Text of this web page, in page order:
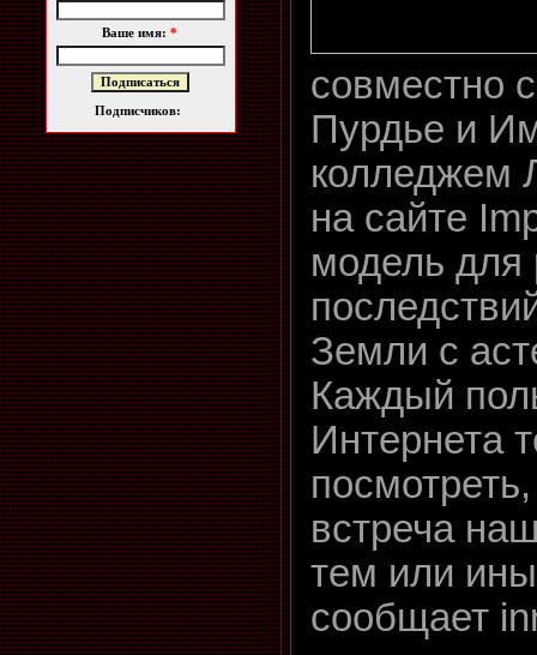
Ваше имя:*
Подписчиков:
совместно
Пурдье и
колледжем
на сайте
модель для
Земли с
Каждый
Интернета
встреча
тем или
сообщает